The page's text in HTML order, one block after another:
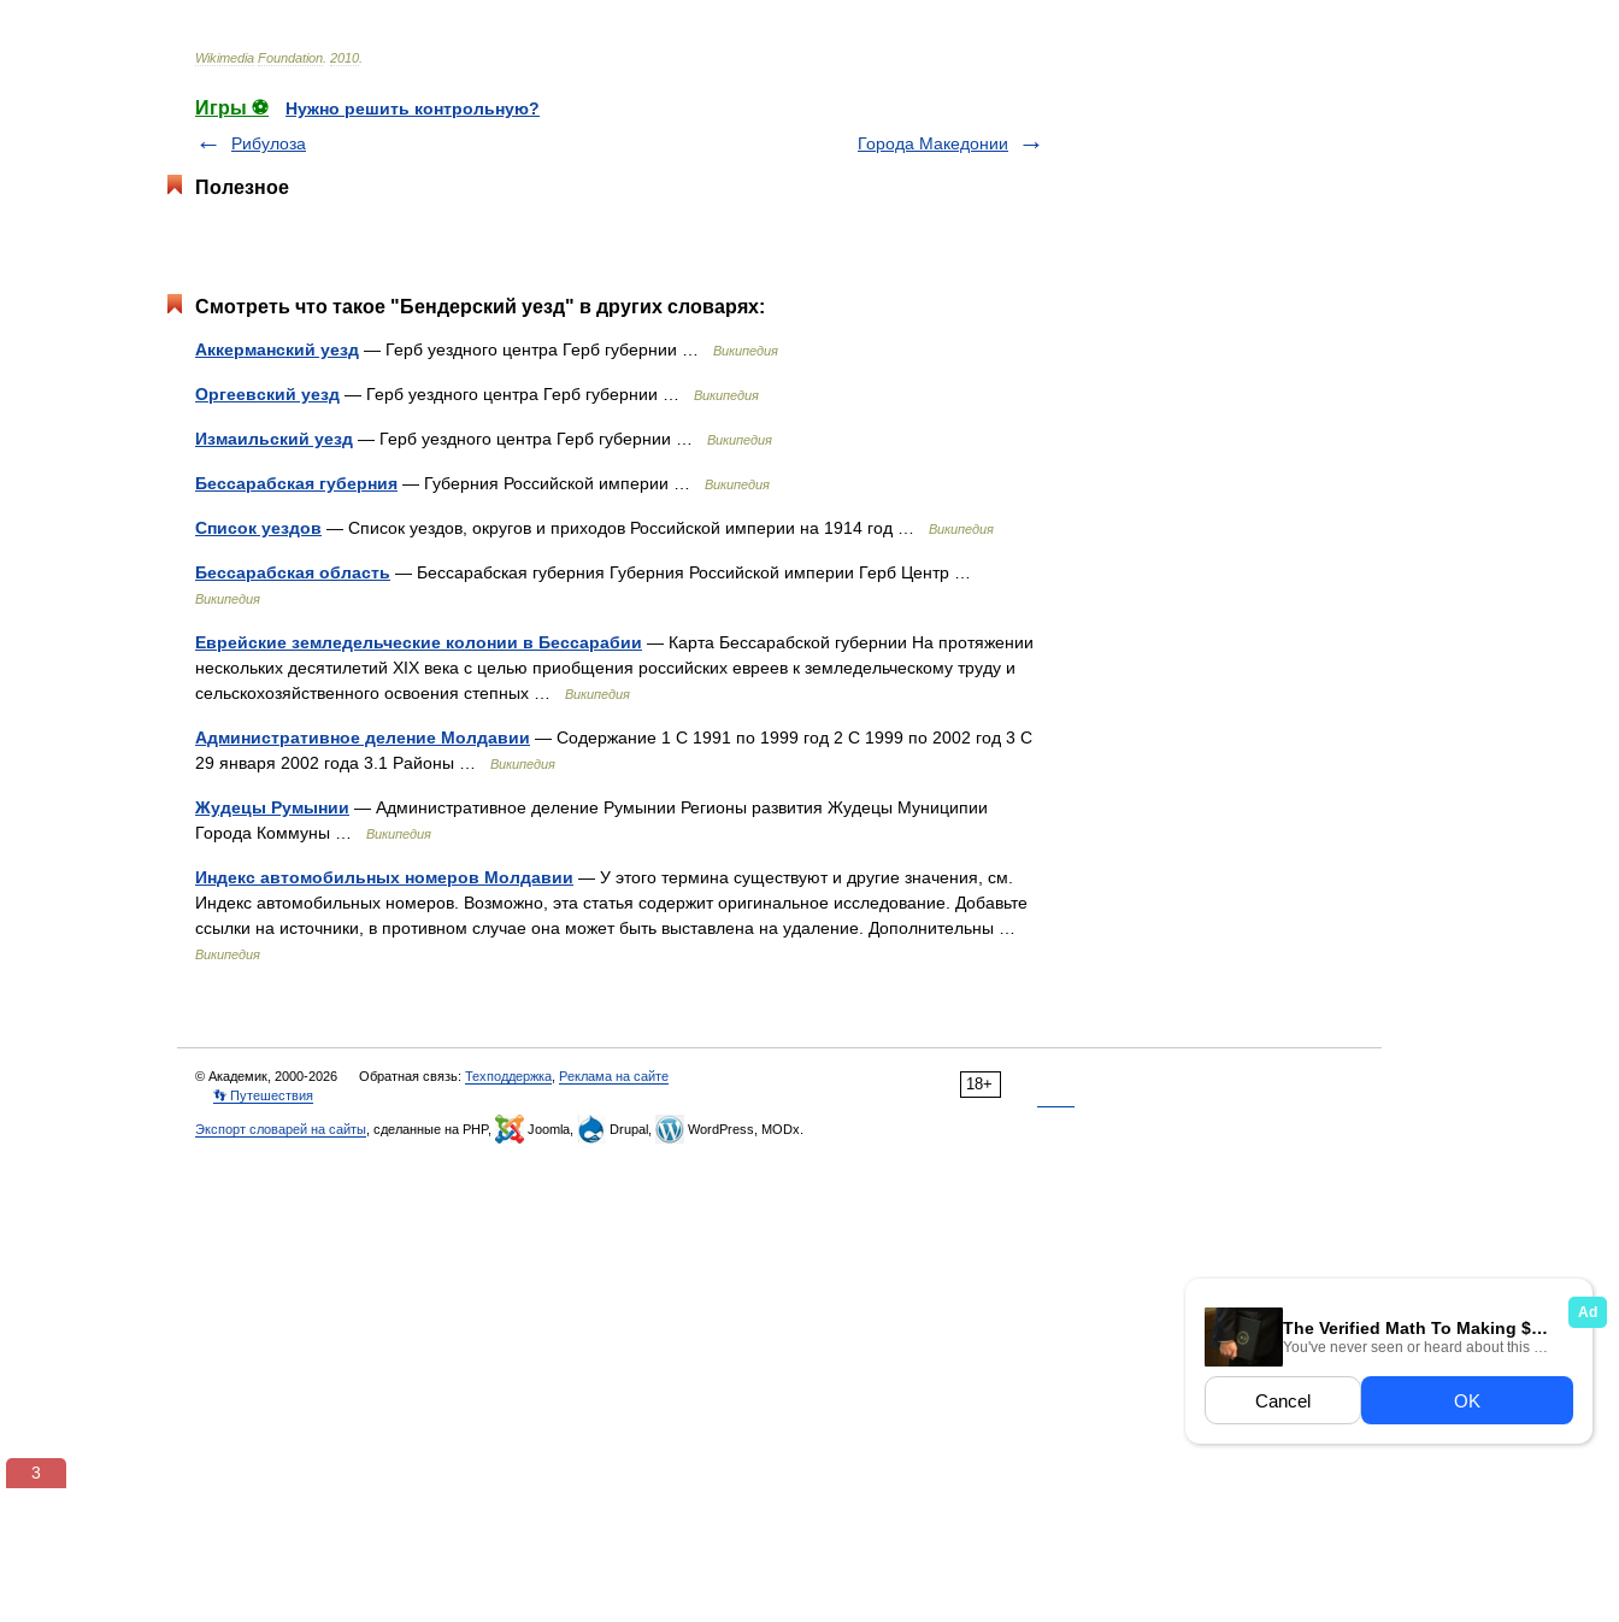
Wikimedia Foundation 2010
Игры ⚽
Нужно решить контрольную?
Рибулоза
Города Македонии
Полезное
Смотреть что такое "Бендерский уезд" в других словарях:
Аккерманский уезд — Герб уездного центра Герб губернии … Википедия
Оргеевский уезд — Герб уездного центра Герб губернии … Википедия
Измаильский уезд — Герб уездного центра Герб губернии … Википедия
Бессарабская губерния — Губерния Российской империи … Википедия
Список уездов — Список уездов, округов и приходов Российской империи на 1914 год … Википедия
Бессарабская область — Бессарабская губерния Губерния Российской империи Герб Центр …
Википедия
Еврейские земледельческие колонии в Бессарабии — Карта Бессарабской губернии На протяжении
нескольких десятилетий XIX века с целью приобщения российских евреев к земледельческому труду и
сельскохозяйственного освоения степных …
Википедия
Административное деление Молдавии — Содержание 1 С 1991 по 1999 год 2 С 1999 по 2002 год 3 С
29 января 2002 года 3.1 Районы …
Википедия
Жудецы Румынии — Административное деление Румынии Регионы развития Жудецы Муниципии
Города Коммуны …
Википедия
Индекс автомобильных номеров Молдавии — У этого термина существуют и другие значения, см.
Индекс автомобильных номеров. Возможно, эта статья содержит оригинальное исследование. Добавьте
ссылки на источники, в противном случае она может быть выставлена на удаление. Дополнительны …
Википедия
18+
© Академик, 2000-2026 Обратная связь: Техподдержка Реклама на сайте
👣 Путешествия
Экспорт словарей на сайты , сделанные на PHP, Joomla, Drupal, WordPress, MODx.
3